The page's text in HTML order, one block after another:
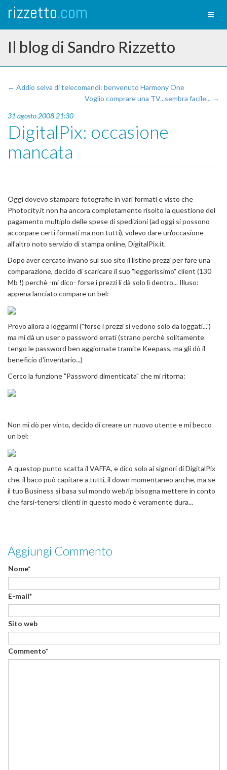
rizzetto.com
Il blog di Sandro Rizzetto
← Addio selva di telecomandi: benvenuto Harmony One
Voglio comprare una TV...sembra facile... →
31 agosto 2008 21:30
DigitalPix: occasione
mancata
Oggi dovevo stampare fotografie in vari formati e visto che
Photocity.it non ha ancora completamente risolto la questione del
pagamento multiplo delle spese di spedizioni (ad oggi si possono
accorpare certi formati ma non tutti), volevo dare un'occasione
all'altro noto servizio di stampa online, DigitalPix.it.
Dopo aver cercato invano sul suo sito il listino prezzi per fare una
comparazione, decido di scaricare il suo "leggerissimo" client (130
Mb !) perchè -mi dico- forse i prezzi li dà solo lì dentro... Illuso:
appena lanciato compare un bel:
Provo allora a loggarmi ("forse i prezzi si vedono solo da loggati...")
ma mi dà un user o password errati (strano perchè solitamente
tengo le password ben aggiornate tramite Keepass, ma gli dò il
beneficio d'inventario...)
Cerco la funzione "Password dimenticata" che mi ritorna:
Non mi dò per vinto, decido di creare un nuovo utente e mi becco
un bel:
A questop punto scatta il VAFFA, e dico solo ai signori di DigitalPix
che, il baco può capitare a tutti, il down momentaneo anche, ma se
il tuo Business si basa sul mondo web/ip bisogna mettere in conto
che farsi-tenersi clienti in questo modo è veramente dura...
Aggiungi Commento
Nome*
E-mail*
Sito web
Commento*